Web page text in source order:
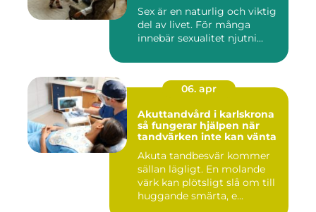
Sex är en naturlig och viktig
del av livet. För många
innebär sexualitet njutni...
06. apr
Akuttandvård i karlskrona
så fungerar hjälpen när
tandvärken inte kan vänta
Akuta tandbesvär kommer
sällan lägligt. En molande
värk kan plötsligt slå om till
huggande smärta, e...